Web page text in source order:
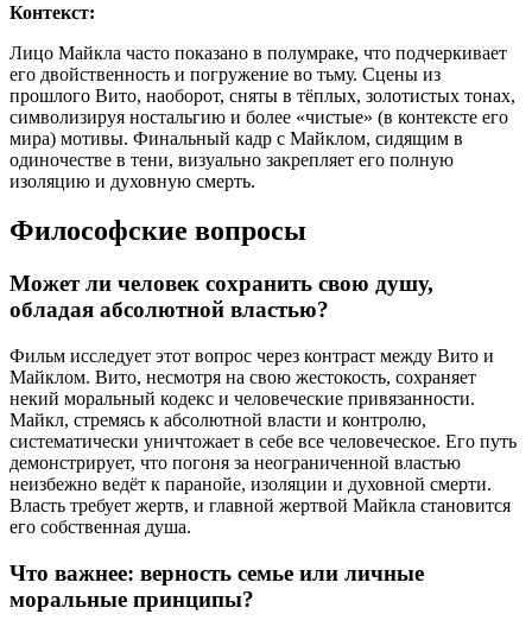
Контекст:
Лицо Майкла часто показано в полумраке, что подчеркивает
его двойственность и погружение во тьму. Сцены из
прошлого Вито, наоборот, сняты в тёплых, золотистых тонах,
символизируя ностальгию и более «чистые» (в контексте его
мира) мотивы. Финальный кадр с Майклом, сидящим в
одиночестве в тени, визуально закрепляет его полную
изоляцию и духовную смерть.
Философские вопросы
Может ли человек сохранить свою душу,
обладая абсолютной властью?
Фильм исследует этот вопрос через контраст между Вито и
Майклом. Вито, несмотря на свою жестокость, сохраняет
некий моральный кодекс и человеческие привязанности.
Майкл, стремясь к абсолютной власти и контролю,
систематически уничтожает в себе все человеческое. Его путь
демонстрирует, что погоня за неограниченной властью
неизбежно ведёт к паранойе, изоляции и духовной смерти.
Власть требует жертв, и главной жертвой Майкла становится
его собственная душа.
Что важнее: верность семье или личные
моральные принципы?